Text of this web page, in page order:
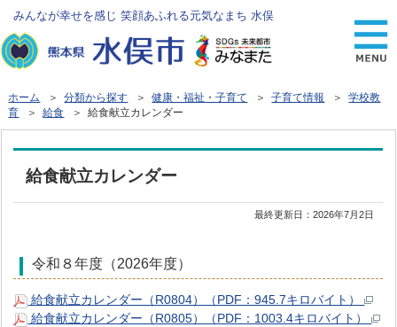
みんなが幸せを感じ 笑顔あふれる元気なまち 水俣
ホーム ＞分類から探す ＞健康・福祉・子育て ＞子育て情報 ＞学校教
育 ＞給食 ＞ 給食献立カレンダー
給食献立カレンダー
最終更新日：2026年7月2日
令和８年度（2026年度）
給食献立カレンダー（R0804）（PDF：945.7キロバイト）
給食献立カレンダー（R0805）（PDF：1003.4キロバイト）